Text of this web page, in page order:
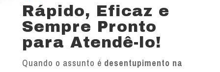
Rápido, Eficaz e
Sempre Pronto
para Atendê-lo!
Quando o assunto é desentupimento na